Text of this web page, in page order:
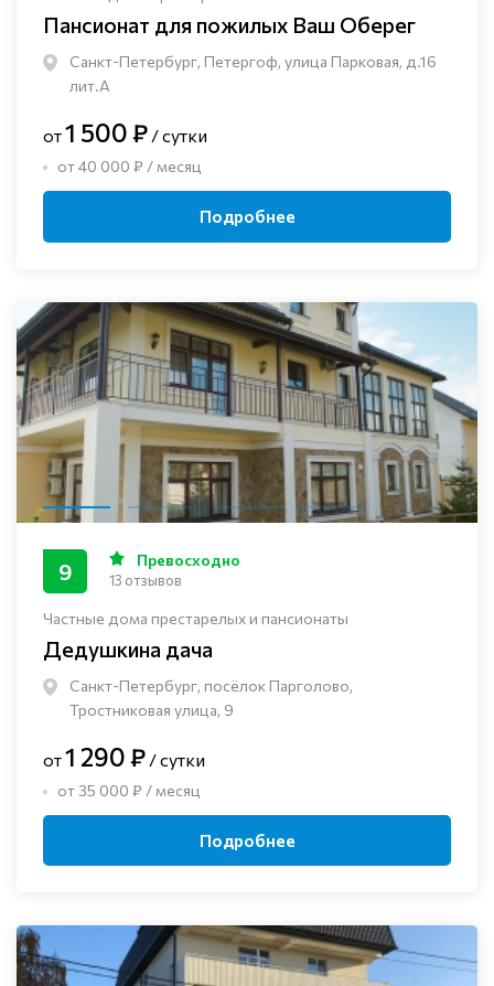
Пансионат для пожилых Ваш Оберег
Санкт-Петербург, Петергоф, улица Парковая, д.16
лит.А
от1 500 ₽ / сутки
от 40 000 ₽ / месяц
Подробнее
Частные дома престарелых и пансионаты
Дедушкина дача
Санкт-Петербург, посёлок Парголово,
Тростниковая улица, 9
9 Превосходно
13 отзывов
от1 290 ₽ / сутки
от 35 000 ₽ / месяц
Подробнее